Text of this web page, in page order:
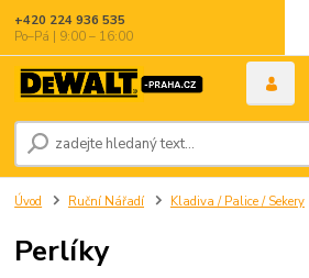
+420 224 936 535
Po–Pá | 9:00 – 16:00
Úvod Ruční Nářadí Kladiva / Palice / Sekery
Perlíky